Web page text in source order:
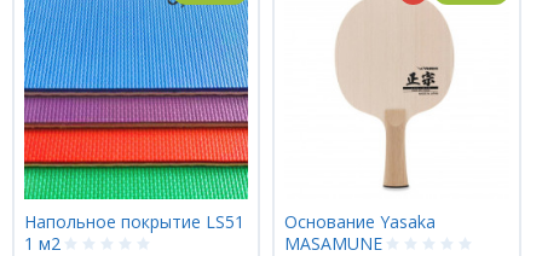
Напольное покрытие LS51
1 м2
Основание Yasaka
MASAMUNE